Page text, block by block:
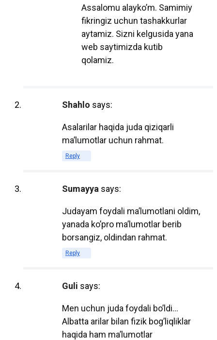
использования электронных учебников
продолжает расти и какие
преимущества они предоставляют.
1. Доступность и удобство
студентов в любое время и в любом
доступом к интернету, чтобы получить
доступ к учебным материалам. Это
особенно полезно для студентов,
или не имеют возможности носить с
Электронные учебники позволяют
студентам быстро находить нужную
электронные учебники содержат
видео, аудио и тесты, что способствует
лучшему усвоению материала.
Assalomu alayko’m. Samimiy
fikringiz uchun tashakkurlar
aytamiz. Sizni kelgusida yana
web saytimizda kutib
qolamiz.
Shahlo says:
Asalarilar haqida juda qiziqarli
ma’lumotlar uchun rahmat.
Reply
Sumayya says:
Judayam foydali ma’lumotlani oldim,
yanada ko’pro ma’lumotlar berib
borsangiz, oldindan rahmat.
Reply
Guli says:
Men uchun juda foydali bo’ldi…
Albatta arilar bilan fizik bog’liqliklar
haqida ham ma’lumotlar